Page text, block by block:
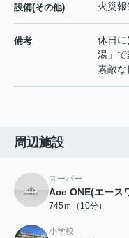
設備(その他) 火災報
備考
休日
湯」
素敵
周辺施設
スーパー
Ace ONE(エース
745ｍ（10分）
小学校